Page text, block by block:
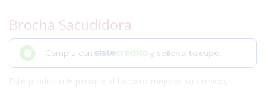
Brocha Sacudidora
Compra con y solicita tu cupo.